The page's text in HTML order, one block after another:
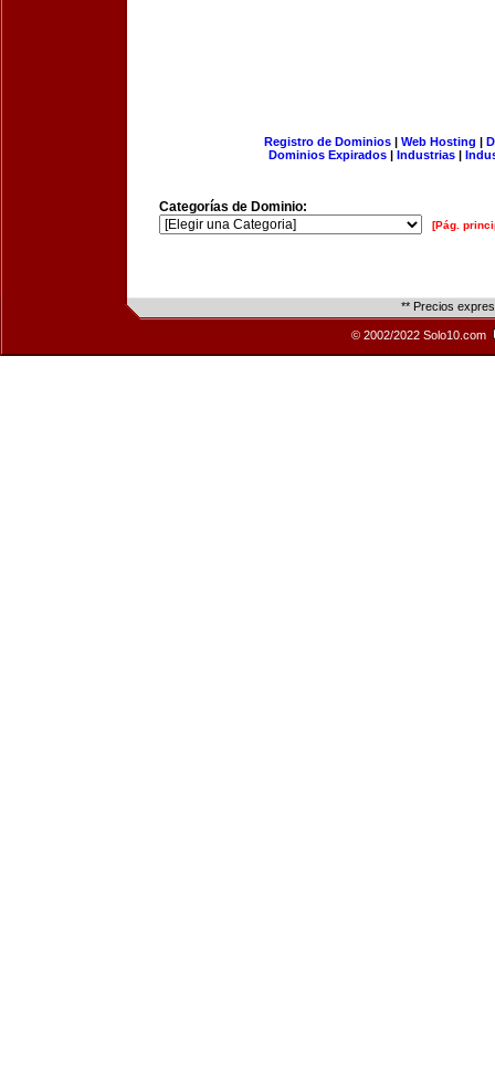
Registro de Dominios| Web Hosting |
Dominios Expirados | Industrias |
Categorías de Dominio:
[Pág.
** Precios
© 2002/2022 Solo10.com